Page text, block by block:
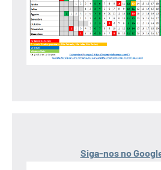
Siga-nos no